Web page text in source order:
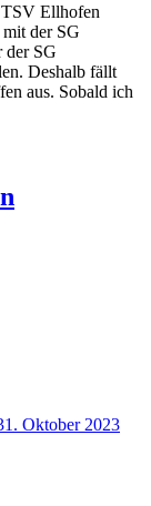
TSV Ellhofen
der SG
der SG
Deshalb fällt
aus. Sobald ich
Oktober 2023